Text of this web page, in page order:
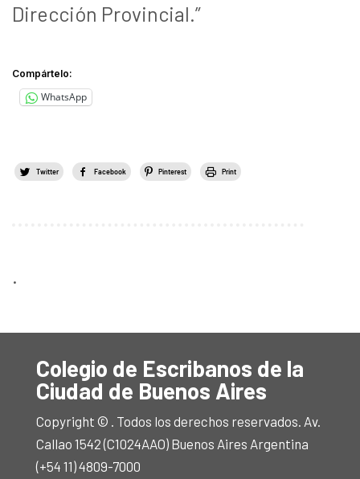
Dirección Provincial.”
Compártelo:
WhatsApp
Twitter Facebook Pinterest Print
.
Colegio de Escribanos de la
Ciudad de Buenos Aires
Copyright © . Todos los derechos reservados. Av.
Callao 1542 (C1024AAO) Buenos Aires Argentina
(+54 11) 4809-7000